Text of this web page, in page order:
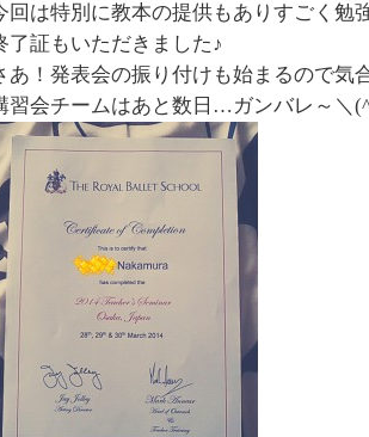
回は特別に教本の提供もありすごく勉
了証もいただきました♪
あ！発表会の振り付けも始まるので気
習会チームはあと数日…ガンバレ～＼